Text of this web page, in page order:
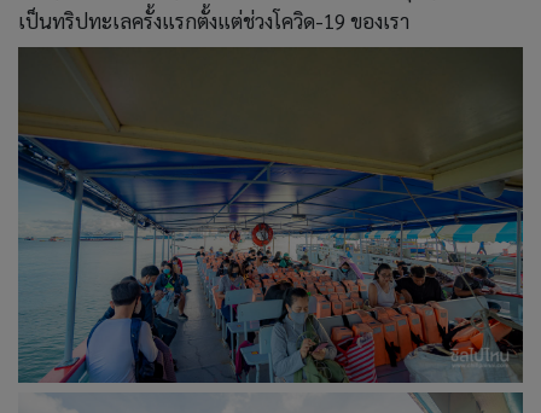
เป็นทริปทะเลครั้งแรกตั้งแต่ช่วงโควิด-19 ของเรา